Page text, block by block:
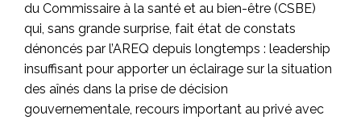
du Commissaire à la santé et au bien-être (CSBE)
qui, sans grande surprise, fait état de constats
dénoncés par l’AREQ depuis longtemps : leadership
insuffisant pour apporter un éclairage sur la situation
des aînés dans la prise de décision
gouvernementale, recours important au privé avec